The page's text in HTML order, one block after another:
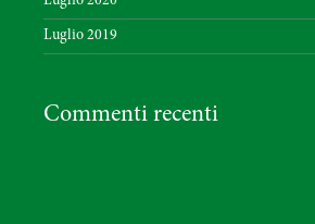
Luglio 2019
Commenti recenti